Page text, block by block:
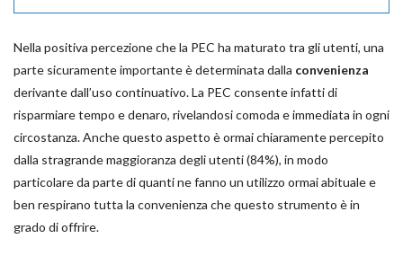
Nella positiva percezione che la PEC ha maturato tra gli utenti, una
parte sicuramente importante è determinata dalla convenienza
derivante dall’uso continuativo. La PEC consente infatti di
risparmiare tempo e denaro, rivelandosi comoda e immediata in ogni
circostanza. Anche questo aspetto è ormai chiaramente percepito
dalla stragrande maggioranza degli utenti (84%), in modo
particolare da parte di quanti ne fanno un utilizzo ormai abituale e
ben respirano tutta la convenienza che questo strumento è in
grado di offrire.